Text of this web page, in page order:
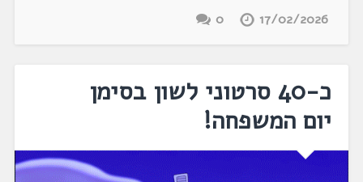
17/02/2026
0
כ-40 סרטוני לשון בסימן
יום המשפחה!